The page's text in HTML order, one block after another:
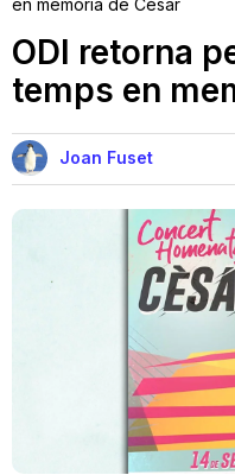
ODI retorna
temps en
Joan Fuset